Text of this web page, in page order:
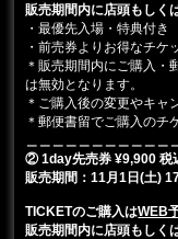
販売期間内に店頭もしく
・最優先入場・特典付き
・前売券よりお得なチケ
＊販売期間内にご購入・
は無効となります。
＊ご購入後の変更やキャ
＊郵便書留でご購入のチ
② 1day先売券 ¥9,900 税
販売期間：11月1日(土)
TICKETのご購入はWEB
販売期間内に店頭もしく